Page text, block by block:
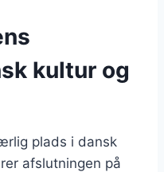
kultur og
plads i dansk
afslutningen på